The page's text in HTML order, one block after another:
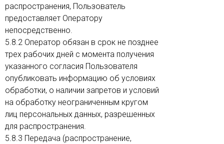
распространения, Пользователь
предоставляет Оператору
непосредственно.
5.8.2 Оператор обязан в срок не позднее
трех рабочих дней с момента получения
указанного согласия Пользователя
опубликовать информацию об условиях
обработки, о наличии запретов и условий
на обработку неограниченным кругом
лиц персональных данных, разрешенных
для распространения.
5.8.3 Передача (распространение,